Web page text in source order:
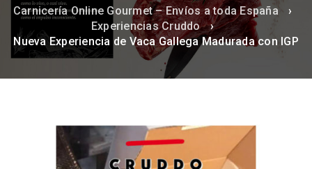
Carnicería Online Gourmet – Envíos a toda España
›
Experiencias Cruddo
›
Nueva Experiencia de Vaca Gallega Madurada con IGP